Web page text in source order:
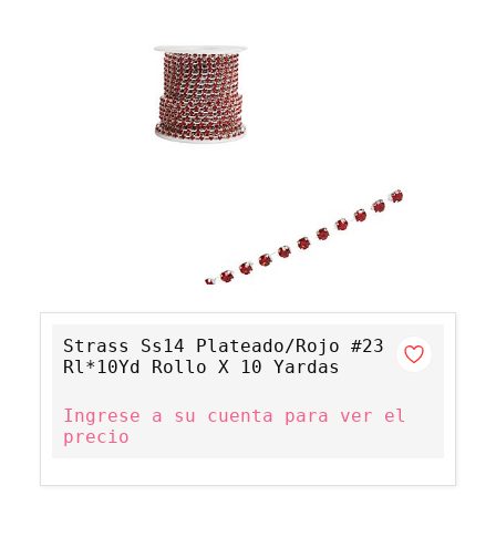
Strass Ss14 Plateado/Rojo #23
Rl*10Yd Rollo X 10 Yardas
Ingrese a su cuenta para ver el
precio